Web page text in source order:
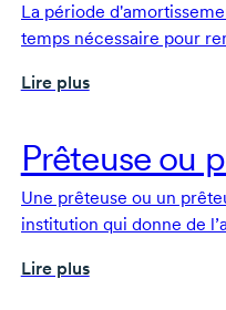
La période
temps nécessaire pour
Lire plus
Prêteuse ou
Une prêteuse ou un
institution qui donne de
généralement avec
Lire plus